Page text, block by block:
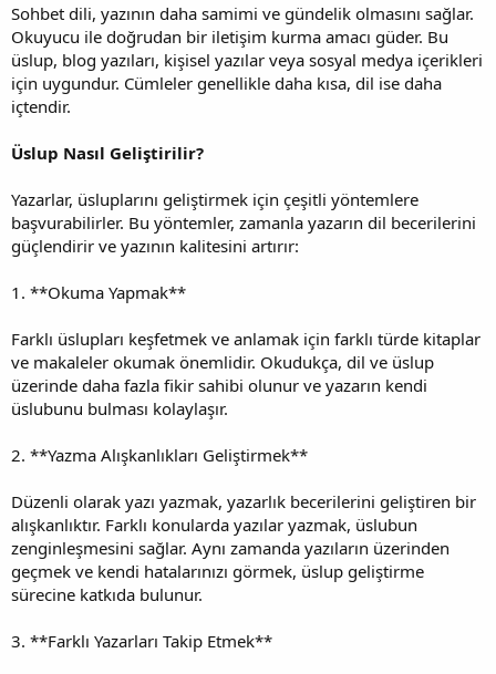
Sohbet dili, yazının daha samimi ve gündelik olmasını sağlar.
Okuyucu ile doğrudan bir iletişim kurma amacı güder. Bu
üslup, blog yazıları, kişisel yazılar veya sosyal medya içerikleri
için uygundur. Cümleler genellikle daha kısa, dil ise daha
içtendir.
Üslup Nasıl Geliştirilir?
Yazarlar, üsluplarını geliştirmek için çeşitli yöntemlere
başvurabilirler. Bu yöntemler, zamanla yazarın dil becerilerini
güçlendirir ve yazının kalitesini artırır:
1. **Okuma Yapmak**
Farklı üslupları keşfetmek ve anlamak için farklı türde kitaplar
ve makaleler okumak önemlidir. Okudukça, dil ve üslup
üzerinde daha fazla fikir sahibi olunur ve yazarın kendi
üslubunu bulması kolaylaşır.
2. **Yazma Alışkanlıkları Geliştirmek**
Düzenli olarak yazı yazmak, yazarlık becerilerini geliştiren bir
alışkanlıktır. Farklı konularda yazılar yazmak, üslubun
zenginleşmesini sağlar. Aynı zamanda yazıların üzerinden
geçmek ve kendi hatalarınızı görmek, üslup geliştirme
sürecine katkıda bulunur.
3. **Farklı Yazarları Takip Etmek**